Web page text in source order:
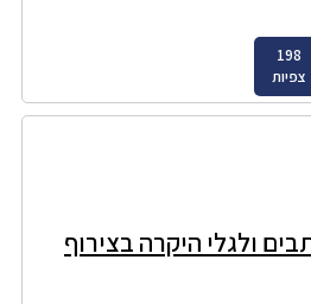
198
צפיות
ולגלי היקרה בצירוף